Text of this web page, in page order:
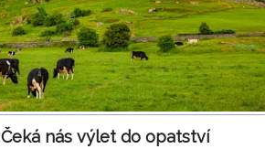
Čeká nás výlet do opatství